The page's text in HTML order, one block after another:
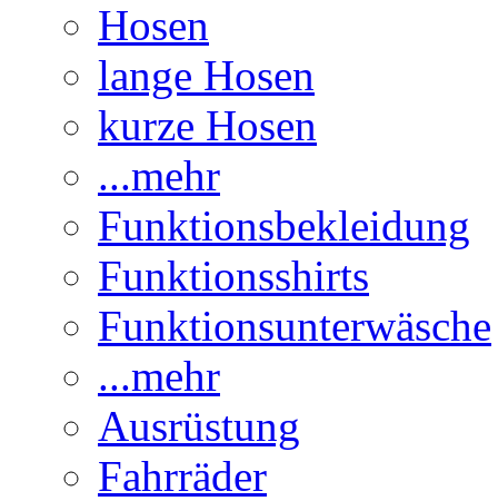
Hosen
lange Hosen
kurze Hosen
...mehr
Funktionsbekleidung
Funktionsshirts
Funktionsunterwäsche
...mehr
Ausrüstung
Fahrräder